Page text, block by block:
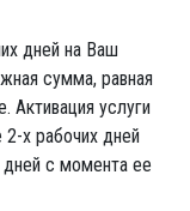
дней на Ваш
сумма, равная
Активация услуги
2-х рабочих дней
с момента ее